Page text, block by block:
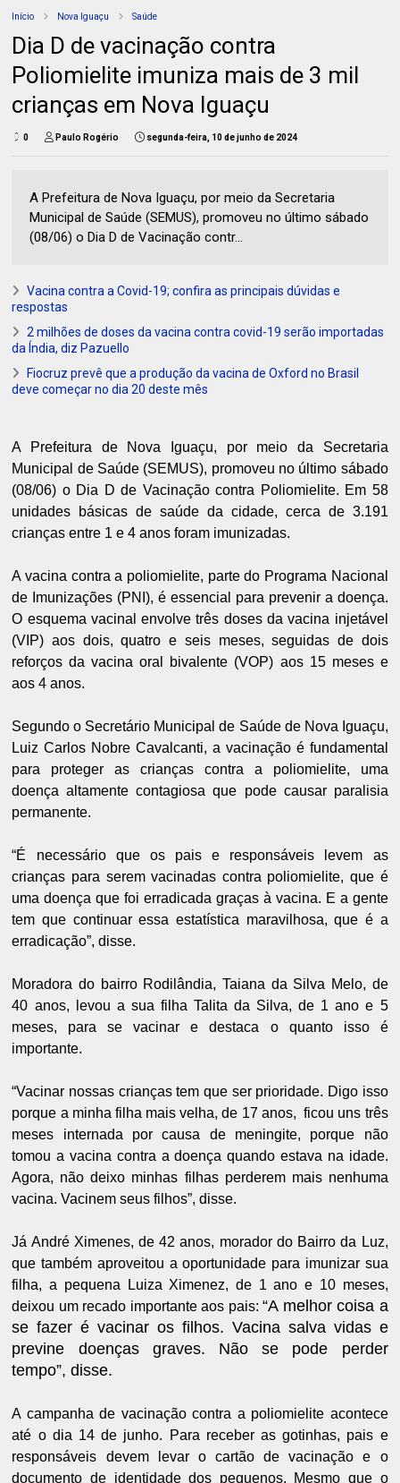
Início Nova Iguaçu Saúde
Dia D de vacinação contra
Poliomielite imuniza mais de 3 mil
crianças em Nova Iguaçu
0 Paulo Rogério segunda-feira, 10 de junho de 2024
A Prefeitura de Nova Iguaçu, por meio da Secretaria
Municipal de Saúde (SEMUS), promoveu no último sábado
(08/06) o Dia D de Vacinação contr...
Vacina contra a Covid-19; confira as principais dúvidas e
respostas
2 milhões de doses da vacina contra covid-19 serão importadas
da Índia, diz Pazuello
Fiocruz prevê que a produção da vacina de Oxford no Brasil
deve começar no dia 20 deste mês
A Prefeitura de Nova Iguaçu, por meio da Secretaria
Municipal de Saúde (SEMUS), promoveu no último sábado
(08/06) o Dia D de Vacinação contra Poliomielite. Em 58
unidades básicas de saúde da cidade, cerca de 3.191
crianças entre 1 e 4 anos foram imunizadas.
A vacina contra a poliomielite, parte do Programa Nacional
de Imunizações (PNI), é essencial para prevenir a doença.
O esquema vacinal envolve três doses da vacina injetável
(VIP) aos dois, quatro e seis meses, seguidas de dois
reforços da vacina oral bivalente (VOP) aos 15 meses e
aos 4 anos.
Segundo o Secretário Municipal de Saúde de Nova Iguaçu,
Luiz Carlos Nobre Cavalcanti, a vacinação é fundamental
para proteger as crianças contra a poliomielite, uma
doença altamente contagiosa que pode causar paralisia
permanente.
“É necessário que os pais e responsáveis levem as
crianças para serem vacinadas contra poliomielite, que é
uma doença que foi erradicada graças à vacina. E a gente
tem que continuar essa estatística maravilhosa, que é a
erradicação”, disse.
Moradora do bairro Rodilândia, Taiana da Silva Melo, de
40 anos, levou a sua filha Talita da Silva, de 1 ano e 5
meses, para se vacinar e destaca o quanto isso é
importante.
“Vacinar nossas crianças tem que ser prioridade. Digo isso
porque a minha filha mais velha, de 17 anos, ficou uns três
meses internada por causa de meningite, porque não
tomou a vacina contra a doença quando estava na idade.
Agora, não deixo minhas filhas perderem mais nenhuma
vacina. Vacinem seus filhos”, disse.
Já André Ximenes, de 42 anos, morador do Bairro da Luz,
que também aproveitou a oportunidade para imunizar sua
filha, a pequena Luiza Ximenez, de 1 ano e 10 meses,
deixou um recado importante aos pais:“A melhor coisa a
se fazer é vacinar os filhos. Vacina salva vidas e
previne doenças graves. Não se pode perder
tempo”, disse.
A campanha de vacinação contra a poliomielite acontece
até o dia 14 de junho. Para receber as gotinhas, pais e
responsáveis devem levar o cartão de vacinação e o
documento de identidade dos pequenos. Mesmo que o